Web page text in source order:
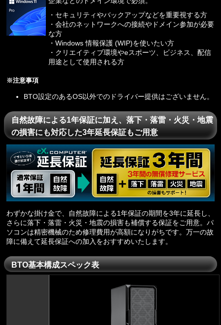
・セキュリティやバックアップなどを重要視する方
・会社のネットワークへの接続やドメイン参加が必要
な方
・Windows 情報保護 (WIP)を使いたい方
・クリエイティブ環境やeスポーツ、ビジネス、配信
用途として使用される方
※注意事項
BTO設定のあるOS以外でのドライバー提供はございません。
自然故障による1年保証に加え、落下・落雷・火災・地震
の損害にも対応した3年延長保証もご用意
わずかな掛け金で、自然故障による1年保証の期間を3年に延長し、
さらに落下・落雷・火災・地震の損害も補償する保証をご用意。パ
ソコンは精密機械のため修理費用が高額になりがちです。万一の故
障に備えて延長保証への加入をおすすめいたします。
BTO基本構成スペック表